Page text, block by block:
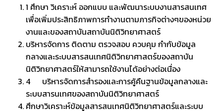
1 ศึกษา วิเคราะห์ ออกแบบ และพัฒนาระบบงานสารสนเทศ
เพื่อเพิ่มประสิทธิภาพการทำงานตามภารกิจต่างๆของหน่วย
งานและของสถาบันสถาบันนิติวิทยาศาสตร์
บริหารจัดการ ติดตาม ตรวจสอบ ควบคุม กำกับข้อมูล
กลางและระบบสารสนเทศนิติวิทยาศาสตร์ของสถาบัน
นิติวิทยาศาสตร์ให้สามารถใช้งานได้อย่างต่อเนื่อง
4
บริหารจัดการสำรองและการคู้คืนฐานข้อมูลกลางและ
ระบบสารนเทศของสถาบันนิติวิทยาศาสตร์
ศึกษาวิเคราะห์ข้อมูลสารสนเทศนิติวิทยาศาสตร์และระบบ